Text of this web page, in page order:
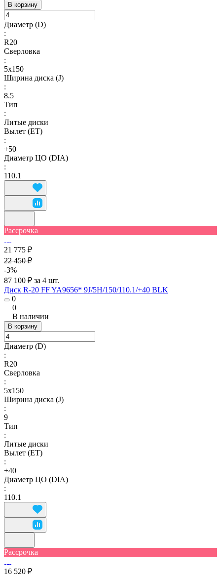
В корзину
Диаметр (D)
:
R20
Сверловка
:
5х150
Ширина диска (J)
:
8.5
Тип
:
Литые диски
Вылет (ET)
:
+50
Диаметр ЦО (DIA)
:
110.1
Рассрочка
21 775 ₽
22 450 ₽
-3%
87 100 ₽ за 4 шт.
Диск R-20 FF YA9656* 9J/5H/150/110.1/+40 BLK
0
0
В наличии
В корзину
Диаметр (D)
:
R20
Сверловка
:
5х150
Ширина диска (J)
:
9
Тип
:
Литые диски
Вылет (ET)
:
+40
Диаметр ЦО (DIA)
:
110.1
Рассрочка
16 520 ₽